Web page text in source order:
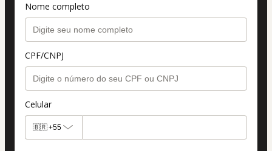
Nome completo
CPF/CNPJ
Celular
🇧🇷+55